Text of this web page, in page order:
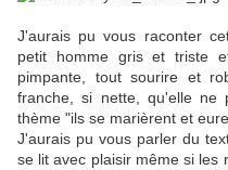
J'aurais pu vous raconter
petit homme gris et triste
pimpante, tout sourire et
franche, si nette, qu'elle ne
thème "ils se marièrent et
J'aurais pu vous parler du
se lit avec plaisir même si les